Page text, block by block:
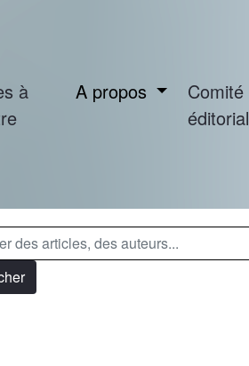
à
A propos
Comité
éditorial